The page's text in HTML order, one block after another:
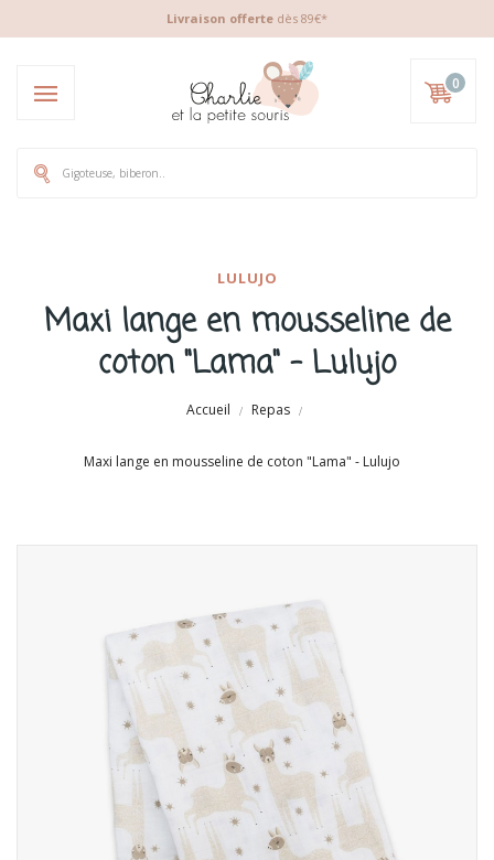
Livraison offerte dès 89€*
0
LULUJO
Maxi lange en mousseline de
coton "Lama" - Lulujo
Accueil Repas
Maxi lange en mousseline de coton "Lama" - Lulujo